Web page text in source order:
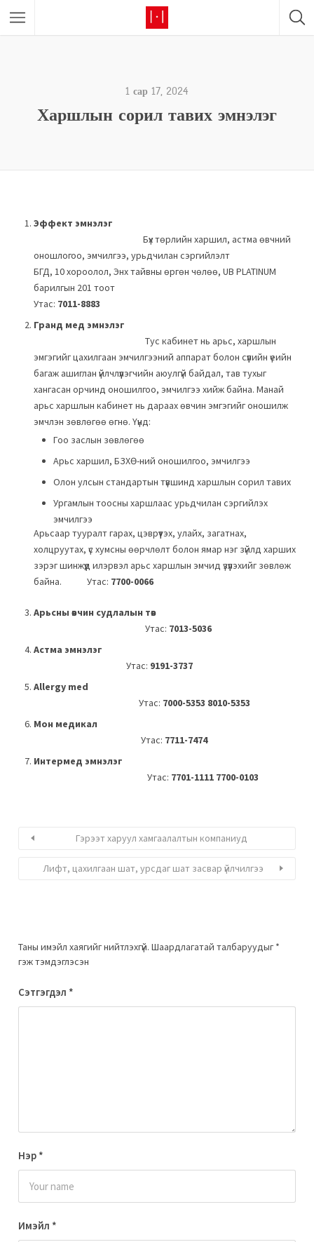
1 сар 17, 2024
Харшлын сорил тавих эмнэлэг
Эффект эмнэлэг
Бүх төрлийн харшил, астма өвчний
оношлогоо, эмчилгээ, урьдчилан сэргийлэлт
БГД, 10 хороолол, Энх тайвны өргөн чөлөө, UB PLATINUM
барилгын 201 тоот
Утас: 7011-8883
Гранд мед эмнэлэг
Тус кабинет нь арьс, харшлын
эмгэгийг цахилгаан эмчилгээний аппарат болон сүүлийн үеийн
багаж ашиглан үйлчлүүлэгчийн аюулгүй байдал, тав тухыг
хангасан орчинд оношилгоо, эмчилгээ хийж байна. Манай
арьс харшлын кабинет нь дараах өвчин эмгэгийг оношилж
эмчлэн зөвлөгөө өгнө. Үүнд:
Гоо заслын зөвлөгөө
Арьс харшил, БЗХӨ-ний оношилгоо, эмчилгээ
Олон улсын стандартын түвшинд харшлын сорил тавих
Ургамлын тоосны харшлаас урьдчилан сэргийлэх
эмчилгээ
Арьсаар тууралт гарах, цэврүүтэх, улайх, загатнах,
холцруутах, үс хумсны өөрчлөлт болон ямар нэг зүйлд харших
зэрэг шинжүүд илэрвэл арьс харшлын эмчид үзүүлэхийг зөвлөж
байна. Утас: 7700-0066
Арьсны өвчин судлалын төв
Утас: 7013-5036
Астма эмнэлэг
Утас: 9191-3737
Allergy med
Утас: 7000-5353 8010-5353
Мон медикал
Утас: 7711-7474
Интермед эмнэлэг
Утас: 7701-1111 7700-0103
Гэрээт харуул хамгаалалтын компаниуд
Лифт, цахилгаан шат, урсдаг шат засвар үйлчилгээ
Таны имэйл хаягийг нийтлэхгүй. Шаардлагатай талбаруудыг *
гэж тэмдэглэсэн
Сэтгэгдэл *
Нэр *
Имэйл *